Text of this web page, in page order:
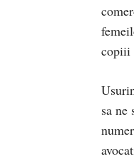
copiii
sa